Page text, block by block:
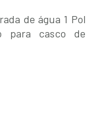
de água 1 Pol
para casco de